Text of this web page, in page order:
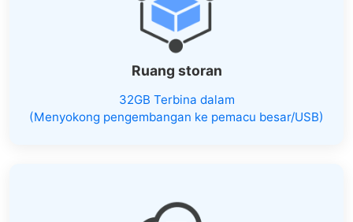
Ruang storan
32GB Terbina dalam
(Menyokong pengembangan ke pemacu besar/USB)